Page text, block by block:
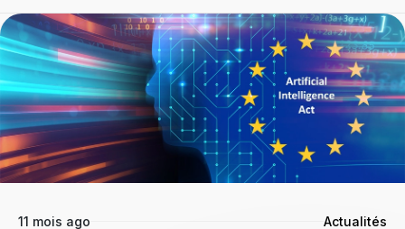
11 mois ago Actualités